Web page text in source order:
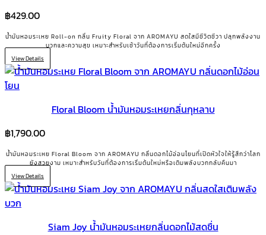
฿429.00
น้ำมันหอมระเหย Roll-on กลิ่น Fruity Floral จาก AROMAYU สดใสมีชีวิตชีวา ปลุกพลังงาน
บวกและความสุข เหมาะสำหรับเช้าวันที่ต้องการเริ่มต้นใหม่อีกครั้ง
View Details
Floral Bloom น้ำมันหอมระเหยกลิ่นกุหลาบ
฿1,790.00
น้ำมันหอมระเหย Floral Bloom จาก AROMAYU กลิ่นดอกไม้อ่อนโยนที่เปิดหัวใจให้รู้สึกว่าโลก
ยังสวยงาม เหมาะสำหรับวันที่ต้องการเริ่มต้นใหม่หรือเติมพลังบวกกลับคืนมา
View Details
Siam Joy น้ำมันหอมระเหยกลิ่นดอกไม้สดชื่น